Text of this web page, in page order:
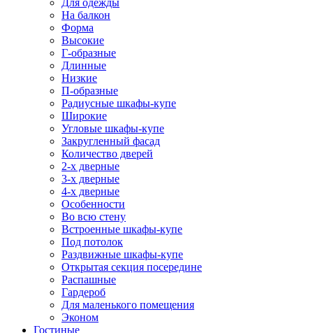
Для одежды
На балкон
Форма
Высокие
Г-образные
Длинные
Низкие
П-образные
Радиусные шкафы-купе
Широкие
Угловые шкафы-купе
Закругленный фасад
Количество дверей
2-х дверные
3-х дверные
4-х дверные
Особенности
Во всю стену
Встроенные шкафы-купе
Под потолок
Раздвижные шкафы-купе
Открытая секция посередине
Распашные
Гардероб
Для маленького помещения
Эконом
Гостиные